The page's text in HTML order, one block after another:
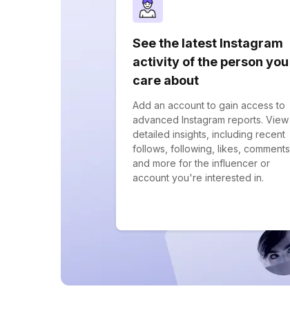
See the latest Instagram
activity of the person you
care about
Add an account to gain access to
advanced Instagram reports. View
detailed insights, including recent
follows, following, likes, comments,
and more for the influencer or
account you're interested in.